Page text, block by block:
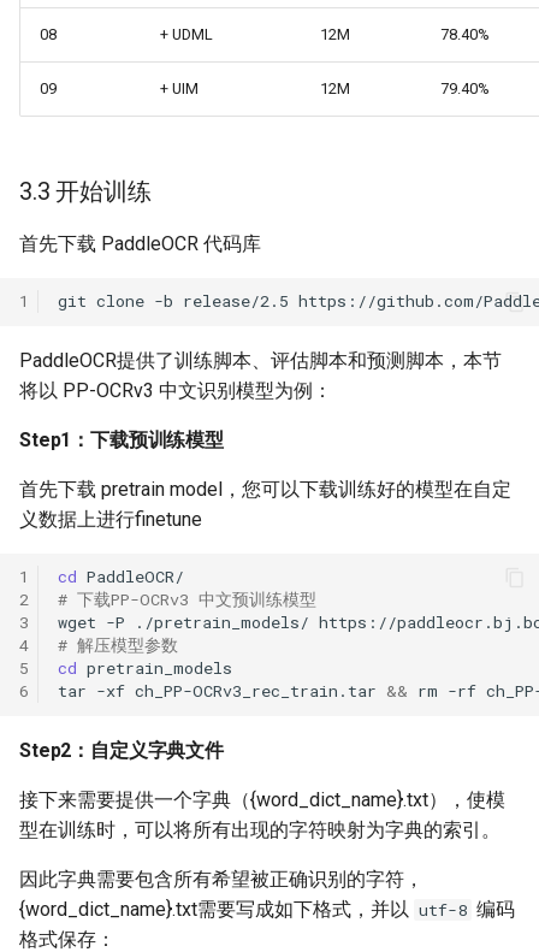
08 + UDML 12M 78.40%
09 + UIM 12M 79.40%
3.3 开始训练
首先下载 PaddleOCR 代码库
1 git clone -b release/2.5
PaddleOCR提供了训练脚本、评估脚本和预测脚本，本节
将以 PP-OCRv3 中文识别模型为例：
Step1：下载预训练模型
首先下载 pretrain model，您可以下载训练好的模型在自定
义数据上进行finetune
1
2
3
4
5
6
cd
# 下载PP-OCRv3 中文预训练模型
wget -P
./pretrain_models/
# 解压模型参数
cd
tar -xf ch_PP-OCRv3_rec_train.tar && rm -rf
Step2：自定义字典文件
接下来需要提供一个字典（{word_dict_name}.txt），使模
型在训练时，可以将所有出现的字符映射为字典的索引。
因此字典需要包含所有希望被正确识别的字符，
{word_dict_name}.txt需要写成如下格式，并以 utf-8 编码
格式保存：